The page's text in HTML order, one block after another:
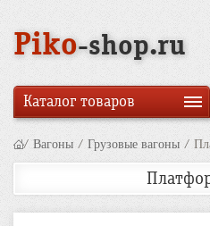
Piko-shop.ru
Каталог товаров
/ Вагоны / Грузовые вагоны /